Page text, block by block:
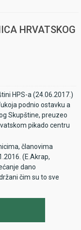
HRVATSKOG
HPS-a (24.06.2017.)
podnio ostavku a
Skupštine, preuzeo
pikado centru
članovima
(E.Akrap,
dano
čim su to sve